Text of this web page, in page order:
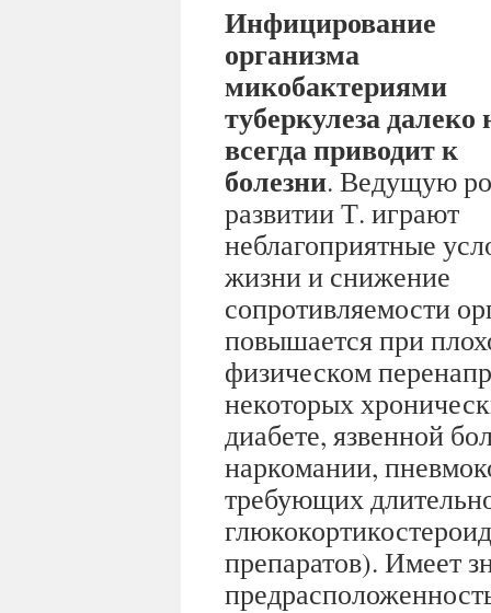
Инфицирование
организма
микобактериями
туберкулеза далеко
всегда приводит к
болезни. Ведущую
развитии Т. играют
неблагоприятные
жизни и снижение
сопротивляемости
повышается при
физическом
некоторых
диабете, язвенной
наркомании,
требующих
препаратов). Имеет